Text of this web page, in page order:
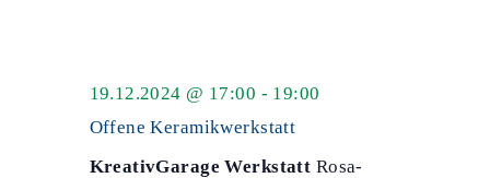
Offene Keramikwerkstatt
19.12.2024 @ 17:00 - 19:00
KreativGarage Werkstatt Rosa-